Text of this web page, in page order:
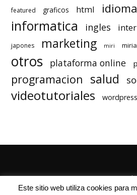
featured graficos html
informatica ingles
japones marketing miri
otros plataforma online
programacion salud
videotutoriales wordpress
Quienes Somos Autores
Este sitio web utiliza cookies para